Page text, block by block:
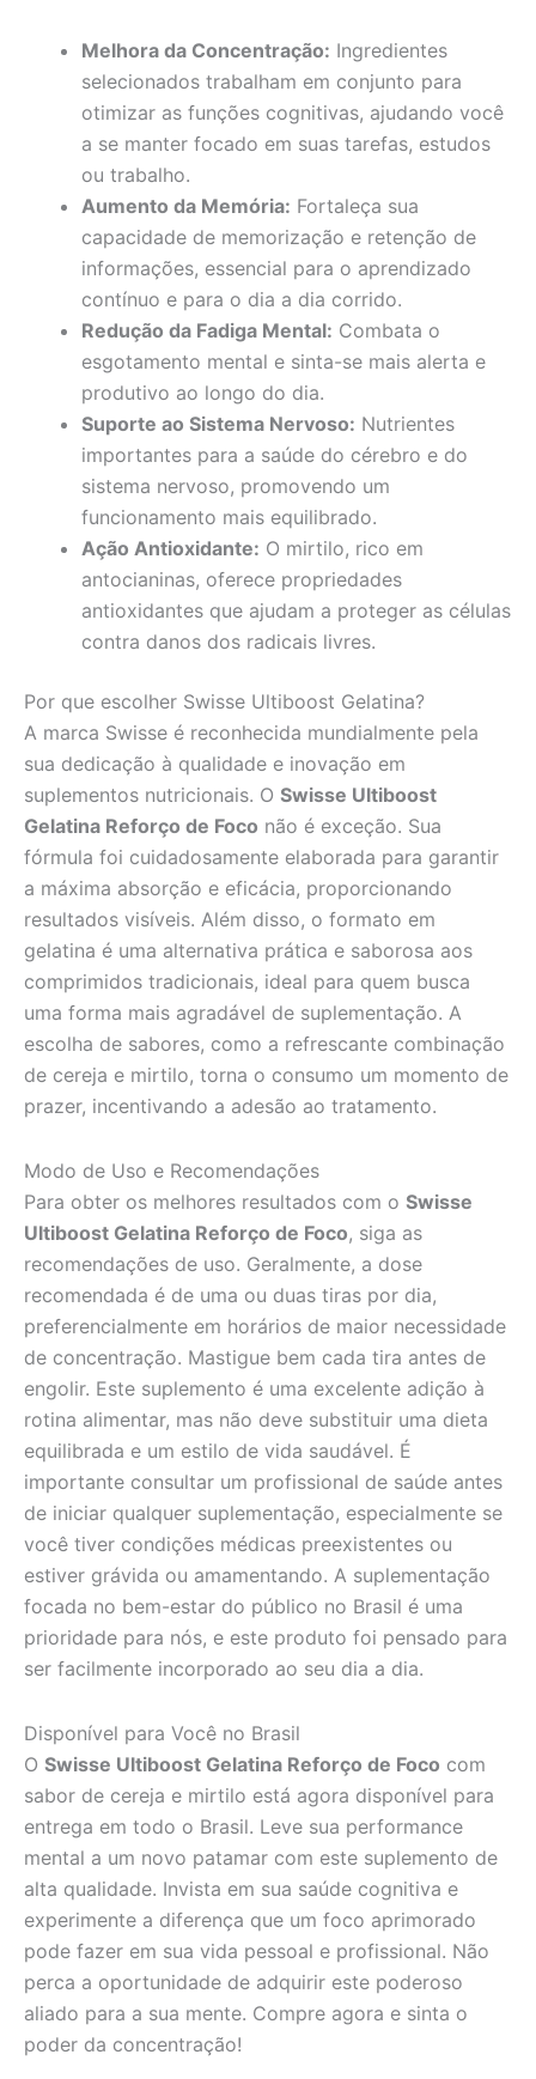
Melhora da Concentração: Ingredientes
selecionados trabalham em conjunto para
otimizar as funções cognitivas, ajudando você
a se manter focado em suas tarefas, estudos
ou trabalho.
Aumento da Memória: Fortaleça sua
capacidade de memorização e retenção de
informações, essencial para o aprendizado
contínuo e para o dia a dia corrido.
Redução da Fadiga Mental: Combata o
esgotamento mental e sinta-se mais alerta e
produtivo ao longo do dia.
Suporte ao Sistema Nervoso: Nutrientes
importantes para a saúde do cérebro e do
sistema nervoso, promovendo um
funcionamento mais equilibrado.
Ação Antioxidante: O mirtilo, rico em
antocianinas, oferece propriedades
antioxidantes que ajudam a proteger as células
contra danos dos radicais livres.
Por que escolher Swisse Ultiboost Gelatina?
A marca Swisse é reconhecida mundialmente pela
sua dedicação à qualidade e inovação em
suplementos nutricionais. O Swisse Ultiboost
Gelatina Reforço de Foco não é exceção. Sua
fórmula foi cuidadosamente elaborada para garantir
a máxima absorção e eficácia, proporcionando
resultados visíveis. Além disso, o formato em
gelatina é uma alternativa prática e saborosa aos
comprimidos tradicionais, ideal para quem busca
uma forma mais agradável de suplementação. A
escolha de sabores, como a refrescante combinação
de cereja e mirtilo, torna o consumo um momento de
prazer, incentivando a adesão ao tratamento.
Modo de Uso e Recomendações
Para obter os melhores resultados com o Swisse
Ultiboost Gelatina Reforço de Foco, siga as
recomendações de uso. Geralmente, a dose
recomendada é de uma ou duas tiras por dia,
preferencialmente em horários de maior necessidade
de concentração. Mastigue bem cada tira antes de
engolir. Este suplemento é uma excelente adição à
rotina alimentar, mas não deve substituir uma dieta
equilibrada e um estilo de vida saudável. É
importante consultar um profissional de saúde antes
de iniciar qualquer suplementação, especialmente se
você tiver condições médicas preexistentes ou
estiver grávida ou amamentando. A suplementação
focada no bem-estar do público no Brasil é uma
prioridade para nós, e este produto foi pensado para
ser facilmente incorporado ao seu dia a dia.
Disponível para Você no Brasil
O Swisse Ultiboost Gelatina Reforço de Foco com
sabor de cereja e mirtilo está agora disponível para
entrega em todo o Brasil. Leve sua performance
mental a um novo patamar com este suplemento de
alta qualidade. Invista em sua saúde cognitiva e
experimente a diferença que um foco aprimorado
pode fazer em sua vida pessoal e profissional. Não
perca a oportunidade de adquirir este poderoso
aliado para a sua mente. Compre agora e sinta o
poder da concentração!